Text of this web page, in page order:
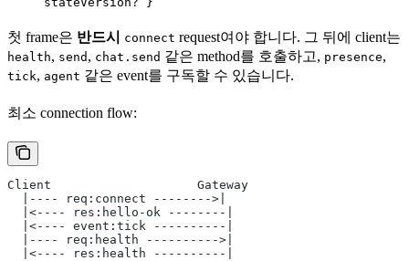
첫 frame은 반드시 connect request여야 합니다. 그 뒤에 client는
health, send , chat.send 같은 method를 호출하고, presence,
tick, agent 같은 event를 구독할 수 있습니다.
최소 connection flow:
Client                    Gateway
  |---- req:connect -------->|
  |<---- res:hello-ok --------|
  |<---- event:tick ----------|
  |---- req:health ---------->|
  |<---- res:health ----------|